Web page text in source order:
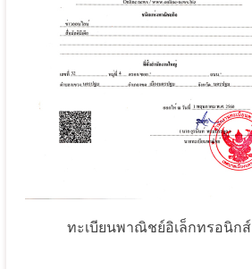
ทะเบียนพาณิชย์อิเล็กทรอนิกส์